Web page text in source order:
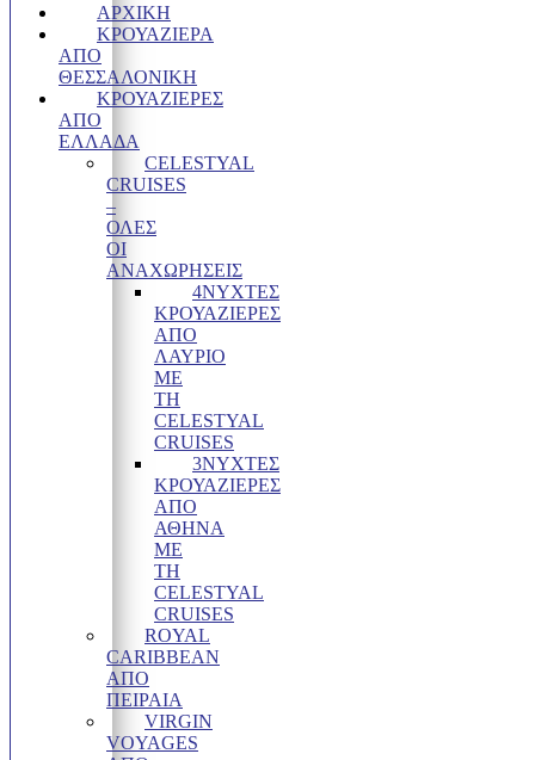
ΑΡΧΙΚΉ
ΚΡΟΥΑΖΙΈΡΑ
ΑΠΌ
ΘΕΣΣΑΛΟΝΊΚΗ
ΚΡΟΥΑΖΙΈΡΕΣ
ΑΠΌ
ΕΛΛΆΔΑ
CELESTYAL
CRUISES
–
ΟΛΕΣ
ΟΙ
ΑΝΑΧΩΡΗΣΕΙΣ
4ΝΥΧΤΕΣ
ΚΡΟΥΑΖΙΈΡΕΣ
ΑΠΌ
ΛΑΎΡΙΟ
ΜΕ
ΤΗ
CELESTYAL
CRUISES
3ΝΥΧΤΕΣ
ΚΡΟΥΑΖΙΈΡΕΣ
ΑΠΌ
ΑΘΉΝΑ
ΜΕ
ΤΗ
CELESTYAL
CRUISES
ROYAL
CARIBBEAN
ΑΠΌ
ΠΕΙΡΑΙΆ
VIRGIN
VOYAGES